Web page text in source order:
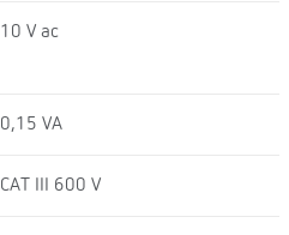
10 V ac
0,15 VA
CAT III 600 V